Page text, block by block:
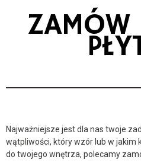
ZAMÓW
Najważniejsze jest dla nas twoje
wątpliwości, który wzór lub w jakim
do twojego wnętrza, polecamy